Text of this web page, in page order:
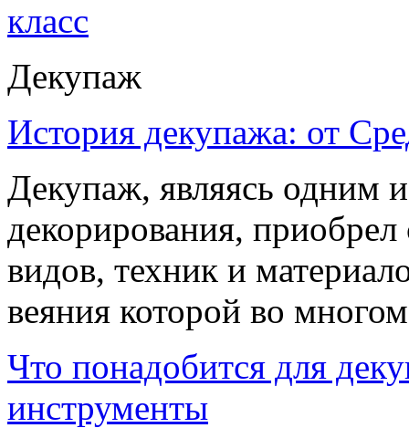
класс
Декупаж
История декупажа: от
Декупаж, являясь одним
декорирования,
видов, техник и
веяния которой во
Что понадобится для
инструменты